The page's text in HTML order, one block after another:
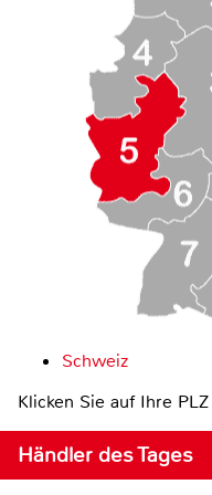
Schweiz
Klicken Sie auf Ihre
Händler des Tages